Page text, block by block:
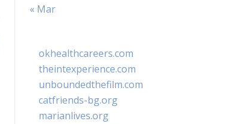
« Mar
okhealthcareers.com
theintexperience.com
unboundedthefilm.com
catfriends-bg.org
marianlives.org